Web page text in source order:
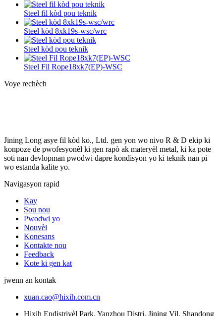
Steel fil kòd pou teknik
Steel kòd 8xk19s-wsc/wrc
Steel kòd pou teknik
Steel Fil Rope18xk7(EP)-WSC
Voye rechèch
Jining Long asye fil kòd ko., Ltd. gen yon wo nivo R & D ekip ki
konpoze de pwofesyonèl ki gen rapò ak materyèl metal, ki ka pote
soti nan devlopman pwodwi dapre kondisyon yo ki teknik nan pi
wo estanda kalite yo.
Navigasyon rapid
Kay
Sou nou
Pwodwi yo
Nouvèl
Konesans
Kontakte nou
Feedback
Kote ki gen kat
jwenn an kontak
xuan.cao@hixih.com.cn
Hixih Endistriyèl Park, Yanzhou Distri, Jining Vil, Shandong